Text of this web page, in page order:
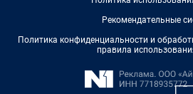
Рекомендательные
Политика конфиденциальности и
правила